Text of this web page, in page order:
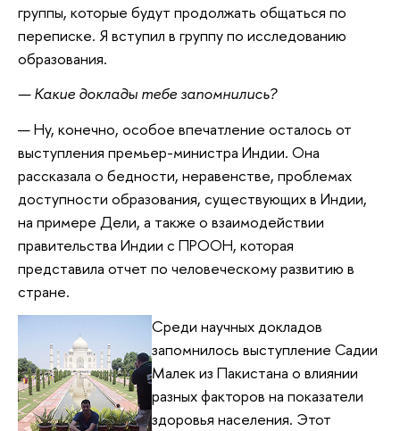
группы, которые будут продолжать общаться по
переписке. Я вступил в группу по исследованию
образования.
— Какие доклады тебе запомнились?
— Ну, конечно, особое впечатление осталось от
выступления премьер-министра Индии. Она
рассказала о бедности, неравенстве, проблемах
доступности образования, существующих в Индии,
на примере Дели, а также о взаимодействии
правительства Индии с ПРООН, которая
представила отчет по человеческому развитию в
стране.
Среди научных докладов
запомнилось выступление Садии
Малек из Пакистана о влиянии
разных факторов на показатели
здоровья населения. Этот